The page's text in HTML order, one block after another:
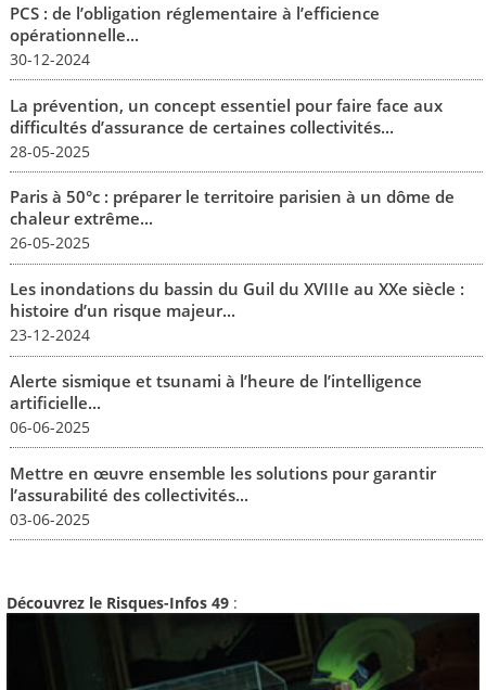
PCS : de l’obligation réglementaire à l’efficience
opérationnelle...
30-12-2024
La prévention, un concept essentiel pour faire face aux
difficultés d’assurance de certaines collectivités...
28-05-2025
Paris à 50°c : préparer le territoire parisien à un dôme de
chaleur extrême...
26-05-2025
Les inondations du bassin du Guil du XVIIIe au XXe siècle :
histoire d’un risque majeur...
23-12-2024
Alerte sismique et tsunami à l’heure de l’intelligence
artificielle...
06-06-2025
Mettre en œuvre ensemble les solutions pour garantir
l’assurabilité des collectivités...
03-06-2025
Découvrez le Risques-Infos 49 :